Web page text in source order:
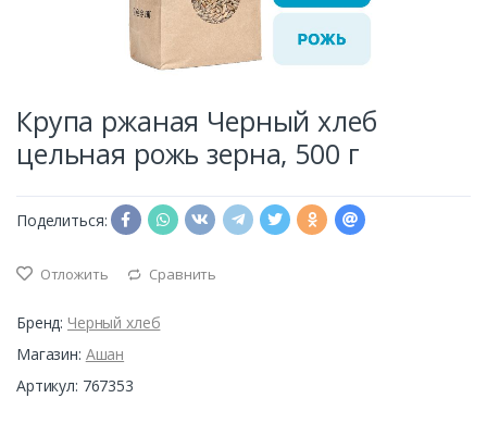
Крупа ржаная Черный хлеб
цельная рожь зерна, 500 г
Поделиться:
Отложить Сравнить
Бренд: Черный хлеб
Магазин: Ашан
Артикул: 767353